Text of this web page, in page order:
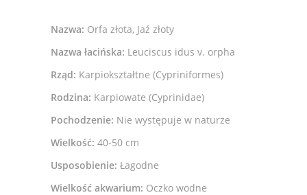
Nazwa: Orfa złota, Jaź złoty
Nazwa łacińska: Leuciscus idus v. orpha
Rząd: Karpiokształtne (Cypriniformes)
Rodzina: Karpiowate (Cyprinidae)
Pochodzenie: Nie występuje w naturze
Wielkość: 40-50 cm
Usposobienie: Łagodne
Wielkość akwarium: Oczko wodne